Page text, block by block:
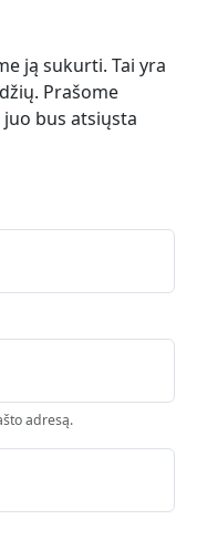
ją sukurti. Tai yra
Prašome
bus atsiųsta
adresą.